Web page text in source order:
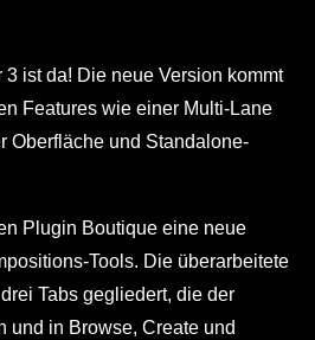
ist da! Die neue Version kommt
Features wie einer Multi-Lane
Oberfläche und Standalone-
Plugin Boutique eine neue
Tools. Die überarbeitete
Tabs gegliedert, die der
und in Browse, Create und